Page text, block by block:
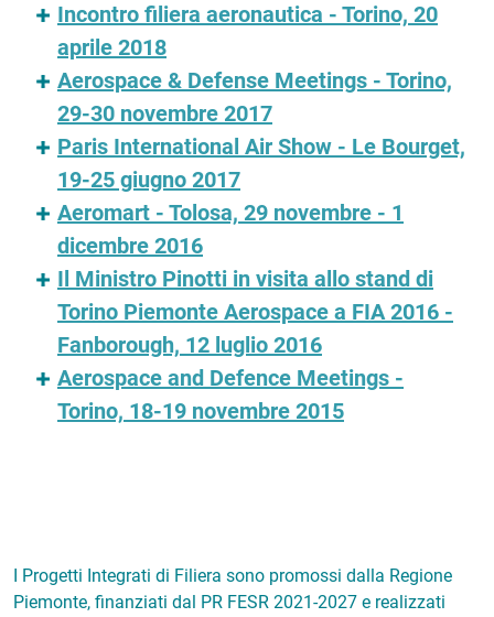
Incontro filiera aeronautica - Torino, 20
aprile 2018
Aerospace & Defense Meetings - Torino,
29-30 novembre 2017
Paris International Air Show - Le Bourget,
19-25 giugno 2017
Aeromart - Tolosa, 29 novembre - 1
dicembre 2016
Il Ministro Pinotti in visita allo stand di
Torino Piemonte Aerospace a FIA 2016 -
Fanborough, 12 luglio 2016
Aerospace and Defence Meetings -
Torino, 18-19 novembre 2015
I Progetti Integrati di Filiera sono promossi dalla Regione
Piemonte, finanziati dal PR FESR 2021-2027 e realizzati